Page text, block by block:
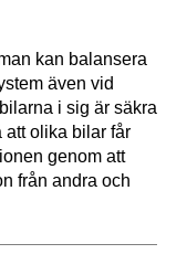
kan balansera
även vid
i sig är säkra
att olika bilar får
genom att
från andra och